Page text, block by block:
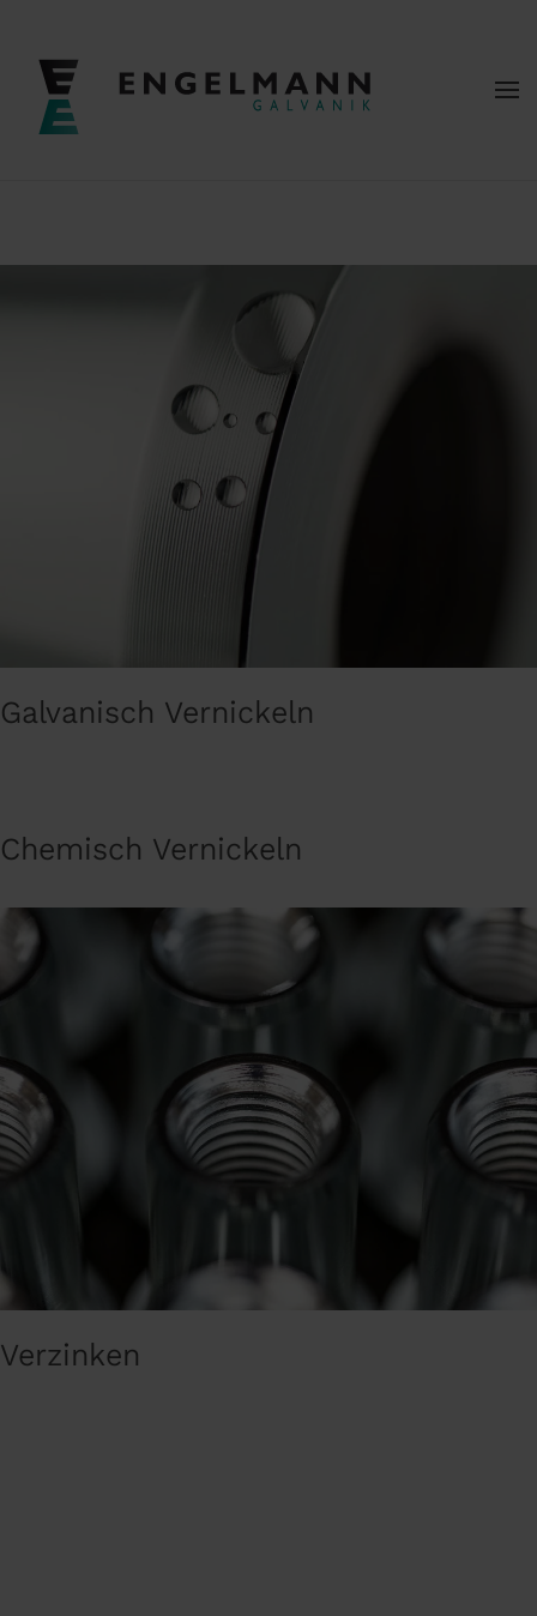
Zum Hauptinhalt springen
Galvanisch Vernickeln
Chemisch Vernickeln
Verzinken